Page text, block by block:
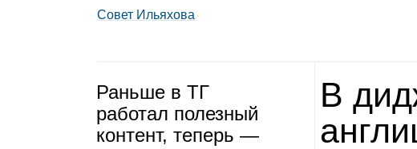
Совет Ильяхова
Раньше в ТГ
рабо­тал полез­ный
кон­тент, теперь —
В